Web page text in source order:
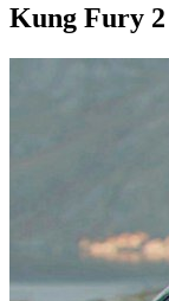
Kung Fury